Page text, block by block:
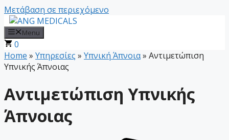
Μετάβαση σε περιεχόμενο
Menu
0
Home » Υπηρεσίες » Υπνική Άπνοια» Αντιμετώπιση
Υπνικής Άπνοιας
Αντιμετώπιση Υπνικής
Άπνοιας